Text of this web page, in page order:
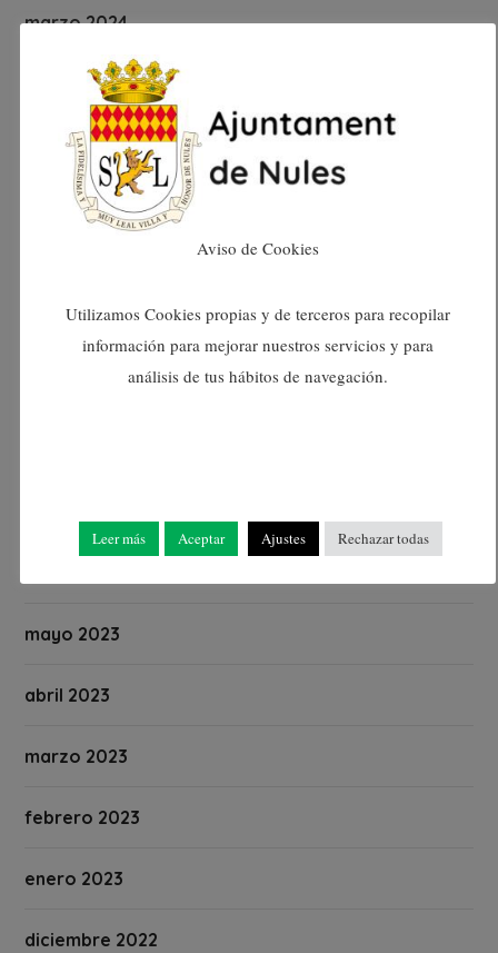
marzo 2024
febrero 2024
enero 2024
diciembre 2023
septiembre 2023
mayo 2023
abril 2023
marzo 2023
febrero 2023
enero 2023
diciembre 2022
Aviso de Cookies
Utilizamos Cookies propias y de terceros para recopilar
información para mejorar nuestros servicios y para
análisis de tus hábitos de navegación.
Leer más Aceptar Ajustes Rechazar todas